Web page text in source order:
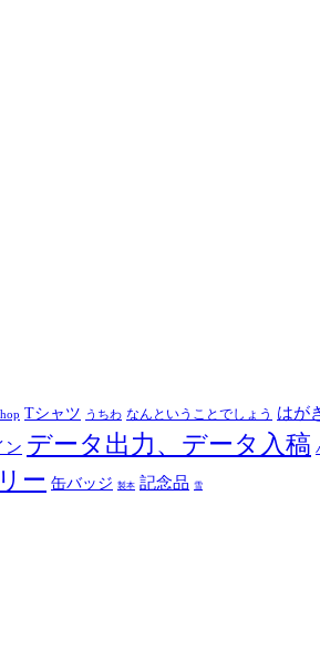
Tシャツ うちわ なんということでしょう はが
ン データ出力、データ入稿
ー 缶バッジ 製本 記念品 雪